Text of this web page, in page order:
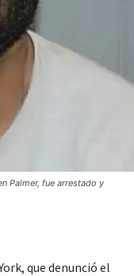
Palmer, fue arrestado y
que denunció el